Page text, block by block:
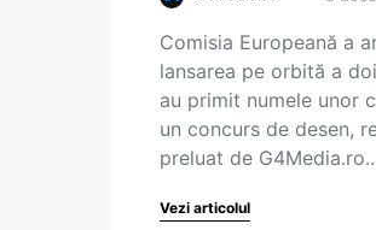
Comisia Europeană a
lansarea pe orbită a
au primit numele unor
un concurs de desen,
preluat de
Vezi articolul